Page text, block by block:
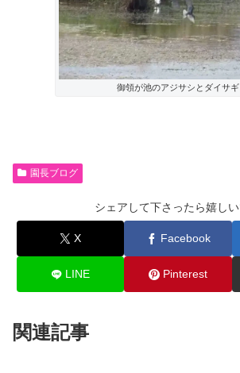
御領が池のアジサシとダイサギ
園長ブログ
シェアして下さったら嬉し
X Facebook
LINE Pinterest
関連記事